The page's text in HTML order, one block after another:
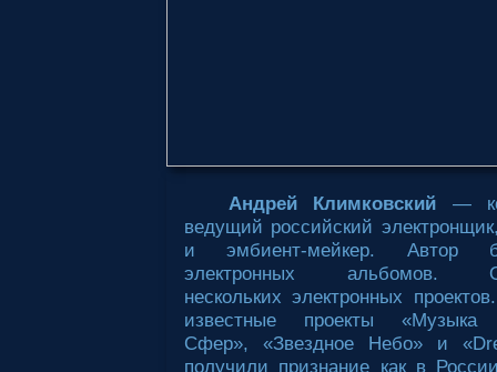
Андрей Климковский —
ведущий российский
и эмбиент-мейкер. Автор
электронных альбомов.
нескольких электронных
известные проекты «Музыка
Сфер», «Звездное Небо» и
получили признание как в